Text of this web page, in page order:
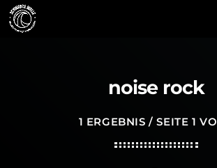
noise rock
1 ERGEBNIS / SEITE 1